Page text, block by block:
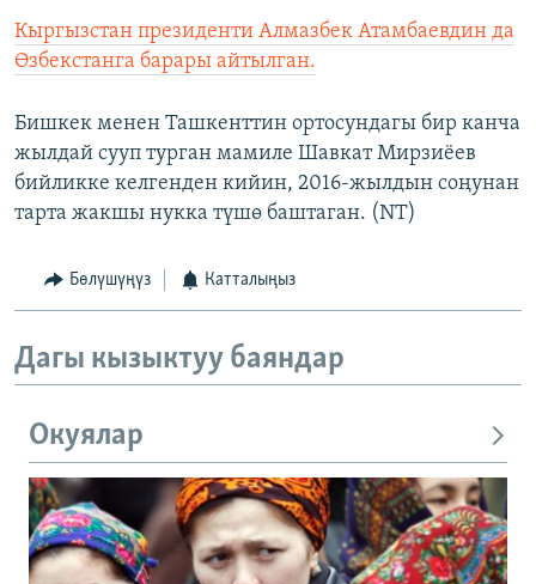
Кыргызстан президенти Алмазбек Атамбаевдин да
Өзбекстанга барары айтылган.
Бишкек менен Ташкенттин ортосундагы бир канча
жылдай сууп турган мамиле Шавкат Мирзиёев
бийликке келгенден кийин, 2016-жылдын соңунан
тарта жакшы нукка түшө баштаган. (NT)
Бөлүшүңүз Катталыңыз
Дагы кызыктуу баяндар
Окуялар